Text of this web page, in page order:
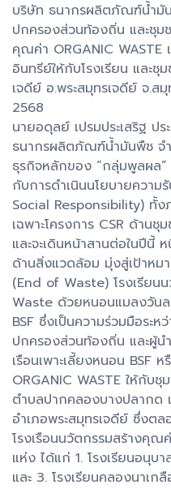
บริษัท ธนากรผลิตภัณฑ์นํ้ามั
ปกครองส่วนท้องถิ่น และชุม
คุณค่า ORGANIC WASTE
อินทรีย์ให้กับโรงเรียน และ
เจดีย์ อ.พระสมุทรเจดีย์ จ.ส
2568
นายอดุลย์ เปรมประเสริฐ ป
ธนากรผลิตภัณฑ์น้ำมันพืช จ
ธุรกิจหลักของ “กลุ่มพูลผล”
กับการดำเนินนโยบายควา
Social Responsibility) ทั้ง
เฉพาะโครงการ CSR ด้าน
และจะเดินหน้าสานต่อในปีนี้
ด้านสิ่งแวดล้อม มุ่งสู่เป้าหม
(End of Waste) โรงเรีย
Waste ด้วยหนอนแมลงวัน
BSF ซึ่งเป็นความร่วมมือระ
ปกครองส่วนท้องถิ่น และผู้น
เรือนเพาะเลี้ยงหนอน BSF
ORGANIC WASTE ให้กับชุ
ตำบลปากคลองบางปลากด
อำเภอพระสมุทรเจดีย์ ซึ่งต
โรงเรือนนวัตกรรมสร้างคุณ
แห่ง ได้แก่ 1. โรงเรียนอนุบ
และ 3. โรงเรียนคลองนาเก